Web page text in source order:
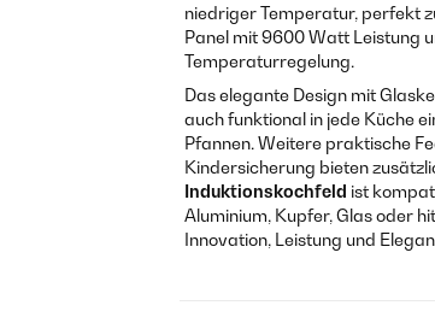
niedriger Temperatur, perfekt
Panel mit 9600 Watt Leistung
Temperaturregelung.
Das elegante Design mit
auch funktional in jede Küche
Pfannen. Weitere praktische
Kindersicherung bieten
Induktionskochfeld ist
Aluminium, Kupfer, Glas oder
Innovation, Leistung und